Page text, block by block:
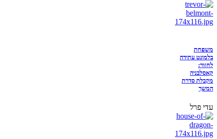
משפחת
בלמונט עתידה
לחזור:
קאסלבניה
מקבלת סדרת
המשך
עדי פרל